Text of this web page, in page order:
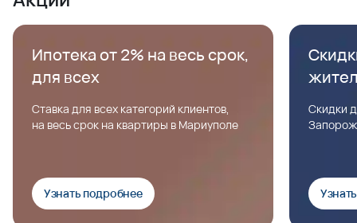
Ипотека от 2% на весь срок,
для всех
Ставка для всех категорий клиентов,
на весь срок на квартиры в Мариуполе
Узнать подробнее
Скидки